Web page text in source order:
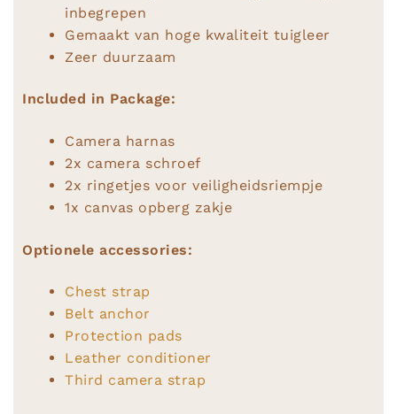
inbegrepen
Gemaakt van hoge kwaliteit tuigleer
Zeer duurzaam
Included in Package:
Camera harnas
2x camera schroef
2x ringetjes voor veiligheidsriempje
1x canvas opberg zakje
Optionele accessories:
Chest strap
Belt anchor
Protection pads
Leather conditioner
Third camera strap